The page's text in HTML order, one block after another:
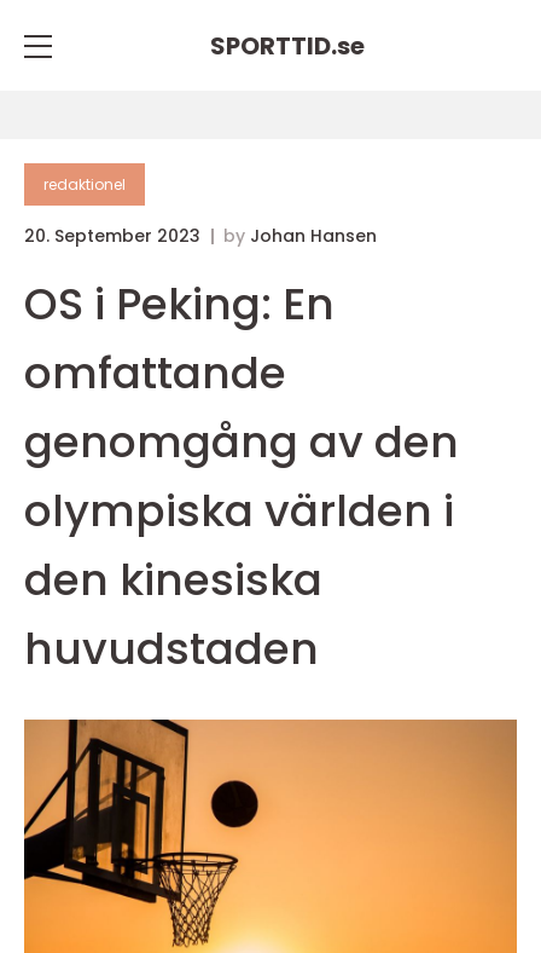
SPORTTID.se
redaktionel
20. September 2023 by Johan Hansen
OS i Peking: En
omfattande
genomgång av den
olympiska världen i
den kinesiska
huvudstaden